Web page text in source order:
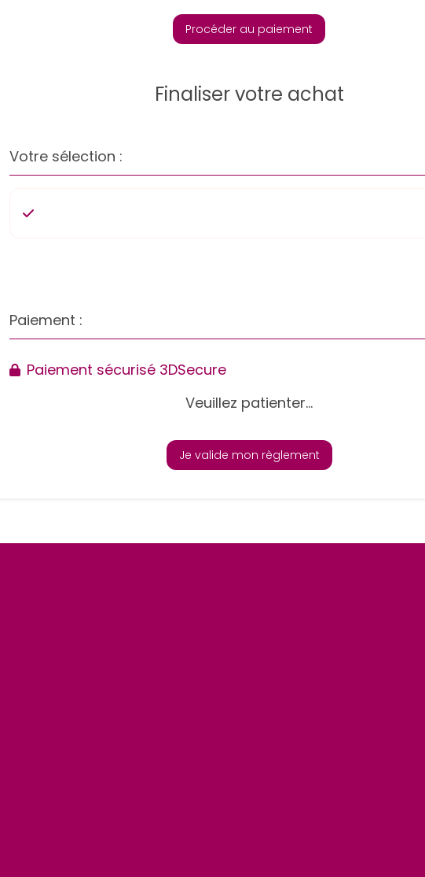
Procéder au paiement
Finaliser votre achat
Votre sélection :
Paiement :
Paiement sécurisé 3DSecure
Veuillez patienter...
Je valide mon règlement